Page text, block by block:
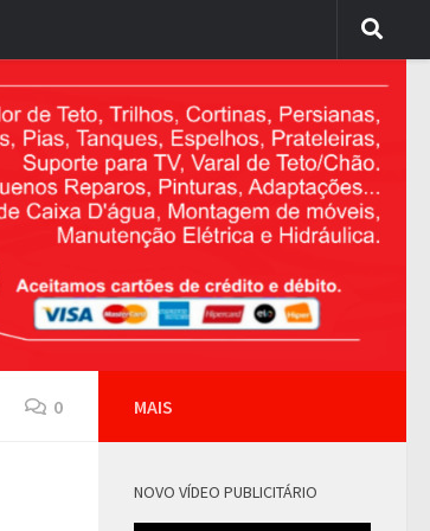
0 MAIS
NOVO VÍDEO PUBLICITÁRIO